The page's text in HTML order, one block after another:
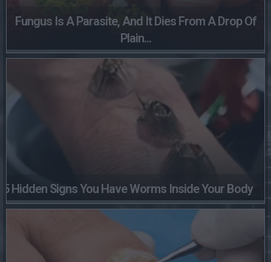
Fungus Is A Parasite, And It Dies From A Drop Of
Plain...
5 Hidden Signs You Have Worms Inside Your Body